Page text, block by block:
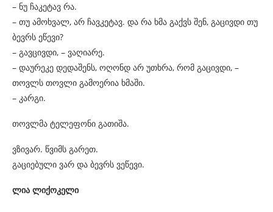
– ნუ ჩაკეტავ რა.
– თუ ამოხვალ, არ ჩავკეტავ. და რა ხმა გაქვს შენ, გაცივდი თუ
ბევრს ეწევი?
– გავცივდი, – ვაღიარე.
– დაურეკე დედაშენს, ოღონდ არ უთხრა, რომ გაცივდი, –
თოვლს თოვლი გამოერია ხმაში.
– კარგი.
თოვლმა ტელეფონი გათიშა.
ვზივარ. წვიმს გარეთ.
გაციებული ვარ და ბევრს ვეწევი.
ლია ლიქოკელი